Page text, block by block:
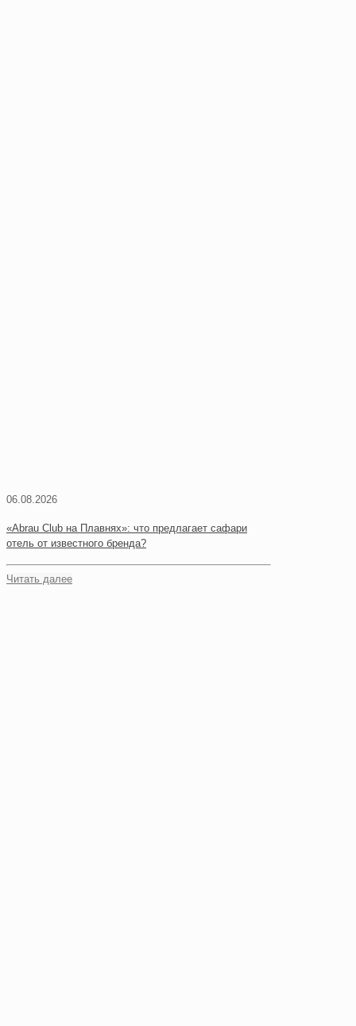
06.08.2026
«Abrau Club на Плавнях»: что предлагает сафари
отель от известного бренда?
Читать далее